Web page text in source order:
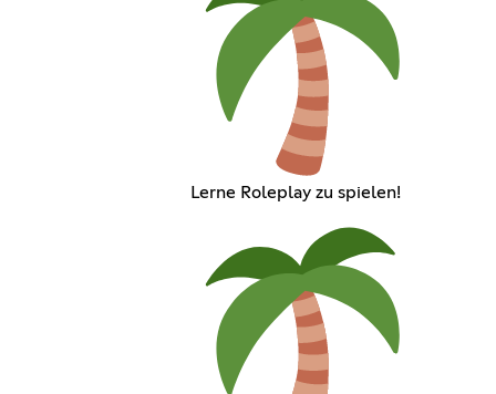
Lerne Roleplay zu spielen!